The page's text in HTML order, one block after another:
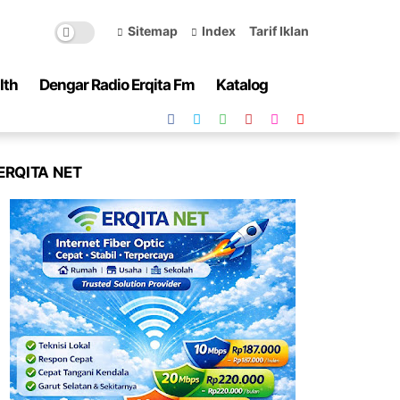
Sitemap Index Tarif Iklan
Dengar Radio Erqita Fm Katalog
NET